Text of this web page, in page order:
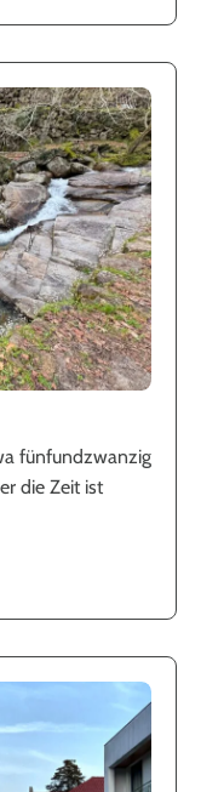
fünfundzwanzig
die Zeit ist